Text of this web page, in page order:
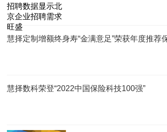
慧择定制增额终身寿“金满意足”荣获年度推荐
慧择数科荣登“2022中国保险科技100强”